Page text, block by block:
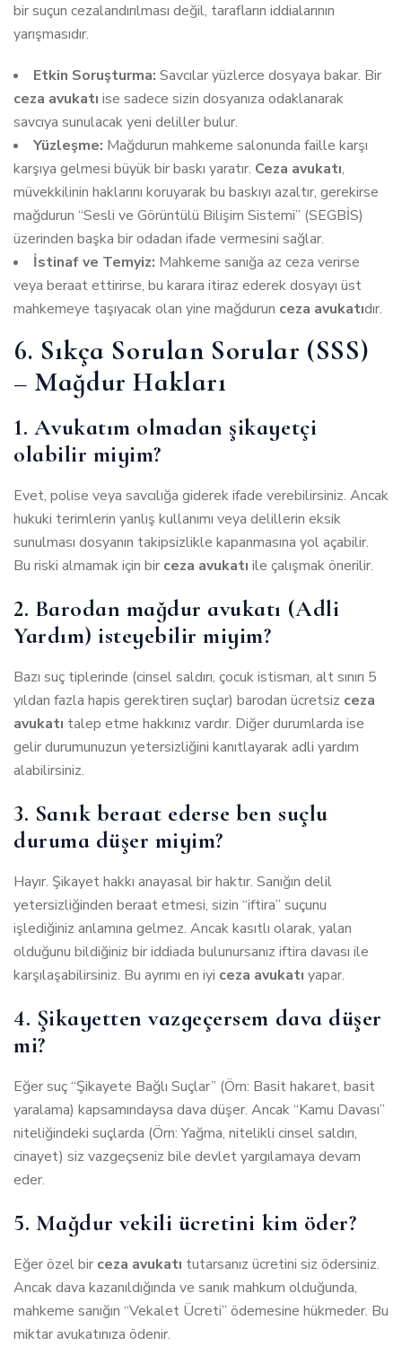
bir suçun cezalandırılması değil, tarafların iddialarının
yarışmasıdır.
Etkin Soruşturma: Savcılar yüzlerce dosyaya bakar. Bir
ceza avukatı ise sadece sizin dosyanıza odaklanarak
savcıya sunulacak yeni deliller bulur.
Yüzleşme: Mağdurun mahkeme salonunda faille karşı
karşıya gelmesi büyük bir baskı yaratır. Ceza avukatı,
müvekkilinin haklarını koruyarak bu baskıyı azaltır, gerekirse
mağdurun “Sesli ve Görüntülü Bilişim Sistemi” (SEGBİS)
üzerinden başka bir odadan ifade vermesini sağlar.
İstinaf ve Temyiz: Mahkeme sanığa az ceza verirse
veya beraat ettirirse, bu karara itiraz ederek dosyayı üst
mahkemeye taşıyacak olan yine mağdurun ceza avukatıdır.
6. Sıkça Sorulan Sorular (SSS)
– Mağdur Hakları
1. Avukatım olmadan şikayetçi
olabilir miyim?
Evet, polise veya savcılığa giderek ifade verebilirsiniz. Ancak
hukuki terimlerin yanlış kullanımı veya delillerin eksik
sunulması dosyanın takipsizlikle kapanmasına yol açabilir.
Bu riski almamak için bir ceza avukatı ile çalışmak önerilir.
2. Barodan mağdur avukatı (Adli
Yardım) isteyebilir miyim?
Bazı suç tiplerinde (cinsel saldırı, çocuk istismarı, alt sınırı 5
yıldan fazla hapis gerektiren suçlar) barodan ücretsiz ceza
avukatı talep etme hakkınız vardır. Diğer durumlarda ise
gelir durumunuzun yetersizliğini kanıtlayarak adli yardım
alabilirsiniz.
3. Sanık beraat ederse ben suçlu
duruma düşer miyim?
Hayır. Şikayet hakkı anayasal bir haktır. Sanığın delil
yetersizliğinden beraat etmesi, sizin “iftira” suçunu
işlediğiniz anlamına gelmez. Ancak kasıtlı olarak, yalan
olduğunu bildiğiniz bir iddiada bulunursanız iftira davası ile
karşılaşabilirsiniz. Bu ayrımı en iyi ceza avukatı yapar.
4. Şikayetten vazgeçersem dava düşer
mi?
Eğer suç “Şikayete Bağlı Suçlar” (Örn: Basit hakaret, basit
yaralama) kapsamındaysa dava düşer. Ancak “Kamu Davası”
niteliğindeki suçlarda (Örn: Yağma, nitelikli cinsel saldırı,
cinayet) siz vazgeçseniz bile devlet yargılamaya devam
eder.
5. Mağdur vekili ücretini kim öder?
Eğer özel bir ceza avukatı tutarsanız ücretini siz ödersiniz.
Ancak dava kazanıldığında ve sanık mahkum olduğunda,
mahkeme sanığın “Vekalet Ücreti” ödemesine hükmeder. Bu
miktar avukatınıza ödenir.